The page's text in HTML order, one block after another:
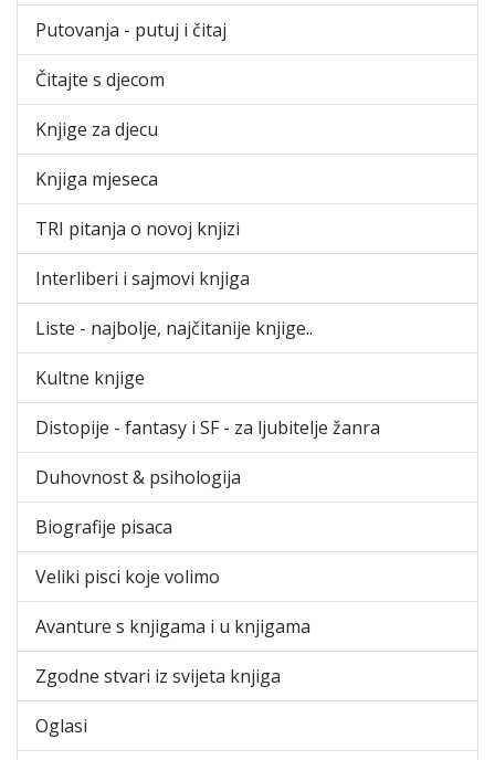
Putovanja - putuj i čitaj
Čitajte s djecom
Knjige za djecu
Knjiga mjeseca
TRI pitanja o novoj knjizi
Interliberi i sajmovi knjiga
Liste - najbolje, najčitanije knjige..
Kultne knjige
Distopije - fantasy i SF - za ljubitelje žanra
Duhovnost & psihologija
Biografije pisaca
Veliki pisci koje volimo
Avanture s knjigama i u knjigama
Zgodne stvari iz svijeta knjiga
Oglasi